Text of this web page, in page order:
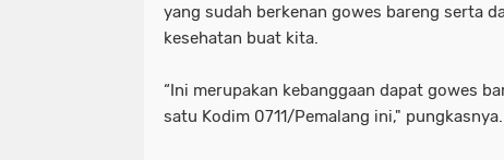
yang sudah berkenan gowes bareng serta
kesehatan buat kita.
“Ini merupakan kebanggaan dapat gowes
satu Kodim 0711/Pemalang ini," pungkasnya.